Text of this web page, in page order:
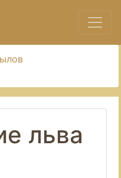
льва